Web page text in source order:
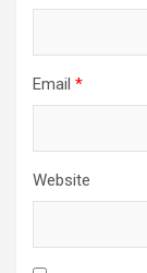
Email *
Website